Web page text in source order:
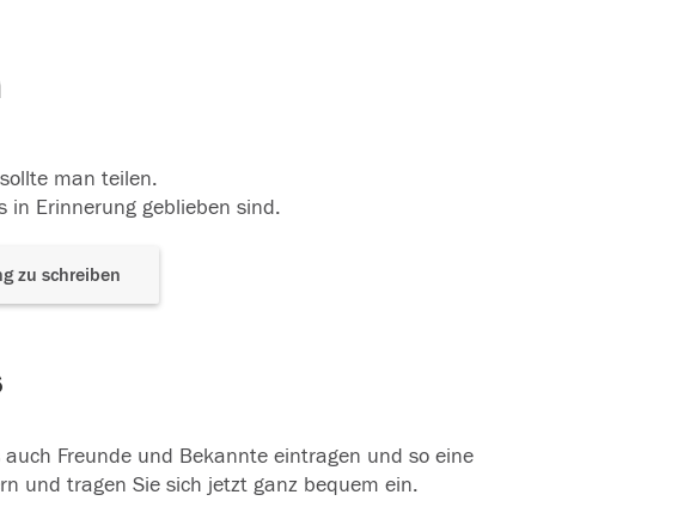
man teilen.
in Erinnerung geblieben sind.
zu schreiben
Freunde und Bekannte eintragen und so eine
und tragen Sie sich jetzt ganz bequem ein.